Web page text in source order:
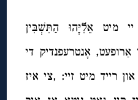
מיט אֵלִיָּהוּ הַתִּשְׁבִּין
אַרופעט, אָנטרעפנדיק די
רייד מיט זיי: ,צי איז